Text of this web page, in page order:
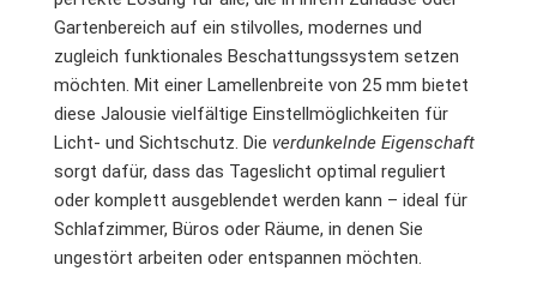
Gartenbereich auf ein stilvolles, modernes und
zugleich funktionales Beschattungssystem setzen
möchten. Mit einer Lamellenbreite von 25 mm bietet
diese Jalousie vielfältige Einstellmöglichkeiten für
Licht- und Sichtschutz. Die verdunkelnde Eigenschaft
sorgt dafür, dass das Tageslicht optimal reguliert
oder komplett ausgeblendet werden kann – ideal für
Schlafzimmer, Büros oder Räume, in denen Sie
ungestört arbeiten oder entspannen möchten.